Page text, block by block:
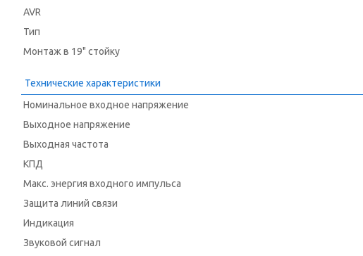
AVR
Тип
Монтаж в 19" стойку
Технические характеристики
Номинальное входное напряжение
Выходное напряжение
Выходная частота
КПД
Макс. энергия входного импульса
Защита линий связи
Индикация
Звуковой сигнал